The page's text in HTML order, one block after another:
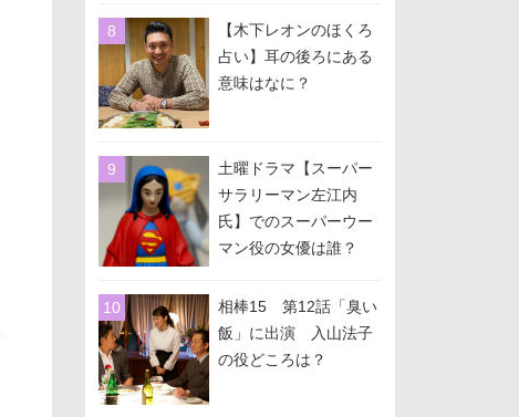
【木下レオンのほくろ
占い】耳の後ろにある
意味はなに？
土曜ドラマ【スーパー
サラリーマン左江内
氏】でのスーパーウー
マン役の女優は誰？
相棒15 第12話「臭い
飯」に出演 入山法子
の役どころは？